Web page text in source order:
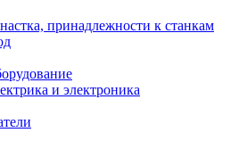
принадлежности к станкам
и электроника